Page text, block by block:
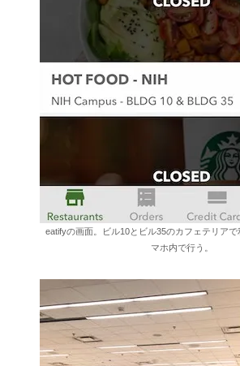
eatifyの画面。ビル10とビル35のカフェテリアで
マホ内で行う。